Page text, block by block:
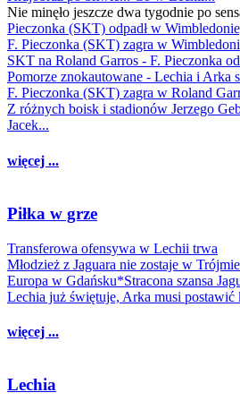
Nie minęło jeszcze dwa tygodnie po
Pieczonka (SKT) odpadł w
F. Pieczonka (SKT) zagra w
SKT na Roland Garros - F. Pieczonka
Pomorze znokautowane - Lechia i Arka
F. Pieczonka (SKT) zagra w Roland
Z różnych boisk i stadionów Jerzego
Jacek...
więcej ...
Piłka w grze
Transferowa ofensywa w Lechii trwa
Młodzież z Jaguara nie zostaje w
Europa w Gdańsku*Stracona szansa
Lechia już świętuje, Arka musi
więcej ...
Lechia